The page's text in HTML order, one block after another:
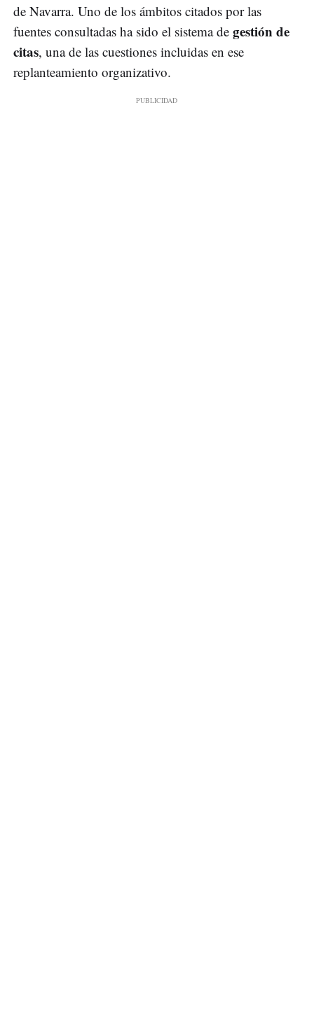
de Navarra. Uno de los ámbitos citados por las
fuentes consultadas ha sido el sistema de gestión de
citas, una de las cuestiones incluidas en ese
replanteamiento organizativo.